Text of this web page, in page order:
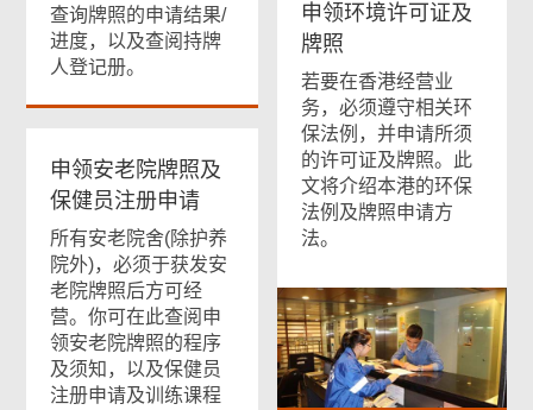
查询牌照的申请结果/
进度，以及查阅持牌
人登记册。
申领环境许可证及
牌照
若要在香港经营业
务，必须遵守相关环
保法例，并申请所须
的许可证及牌照。此
文将介绍本港的环保
法例及牌照申请方
法。
申领安老院牌照及
保健员注册申请
所有安老院舍(除护养
院外)，必须于获发安
老院牌照后方可经
营。你可在此查阅申
领安老院牌照的程序
及须知，以及保健员
注册申请及训练课程